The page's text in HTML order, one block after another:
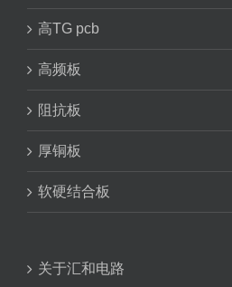
高TG pcb
高频板
阻抗板
厚铜板
软硬结合板
关于汇和电路